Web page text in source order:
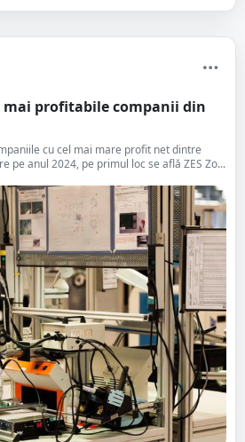
mai profitabile companii din
cu cel mai mare profit net dintre
pe anul 2024, pe primul loc se află ZES Zo...